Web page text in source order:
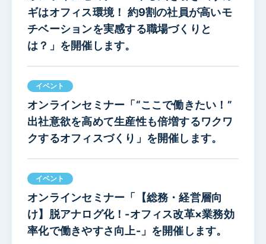
ギはオフィス環境！ 約9割の社員が高いモ
チベーションを実感する職場づくりと
は？」を開催します。
イベント
オンラインセミナー「“ここで働きたい！”
出社意欲を高めて生産性も倍増するワクワ
クするオフィスづくり」を開催します。
イベント
オンラインセミナー「【総務・経営層向
け】脱アナログ化！-オフィス改革×業務効
率化で働きやすさ向上-」を開催します。